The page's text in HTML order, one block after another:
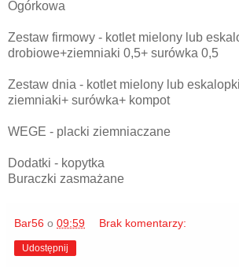
Ogórkowa
Zestaw firmowy - kotlet mielony lub
drobiowe+ziemniaki 0,5+ surówka 0,5
Zestaw dnia - kotlet mielony lub
ziemniaki+ surówka+ kompot
WEGE - placki ziemniaczane
Dodatki - kopytka
Buraczki zasmażane
Bar56 o 09:59 Brak komentarzy:
Udostępnij